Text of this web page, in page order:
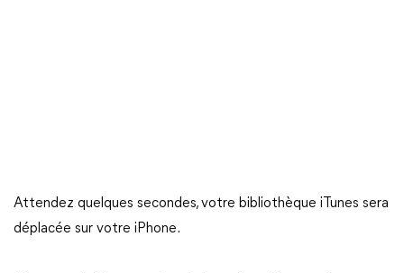
Attendez quelques secondes, votre bibliothèque iTunes sera
déplacée sur votre iPhone.